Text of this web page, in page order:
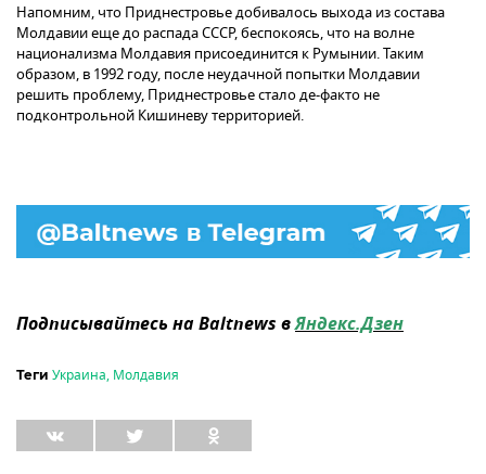
Напомним, что Приднестровье добивалось выхода из состава
Молдавии еще до распада СССР, беспокоясь, что на волне
национализма Молдавия присоединится к Румынии. Таким
образом, в 1992 году, после неудачной попытки Молдавии
решить проблему, Приднестровье стало де-факто не
подконтрольной Кишиневу территорией.
Подписывайтесь на Baltnews вЯндекс.Дзен
Теги Украина, Молдавия